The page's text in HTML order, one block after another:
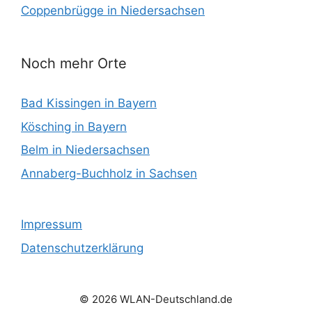
Coppenbrügge in Niedersachsen
Noch mehr Orte
Bad Kissingen in Bayern
Kösching in Bayern
Belm in Niedersachsen
Annaberg-Buchholz in Sachsen
Impressum
Datenschutzerklärung
© 2026 WLAN-Deutschland.de